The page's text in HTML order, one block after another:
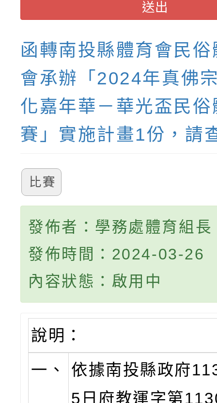
送出
函轉南投縣體育會民
會承辦「2024年真佛
化嘉年華－華光盃民俗
賽」實施計畫1份，請
比賽
發佈者：學務處體育組長
發佈時間：2024-03-26
內容狀態：啟用中
說明：
一、
依據南投縣政府
5日府教運字第